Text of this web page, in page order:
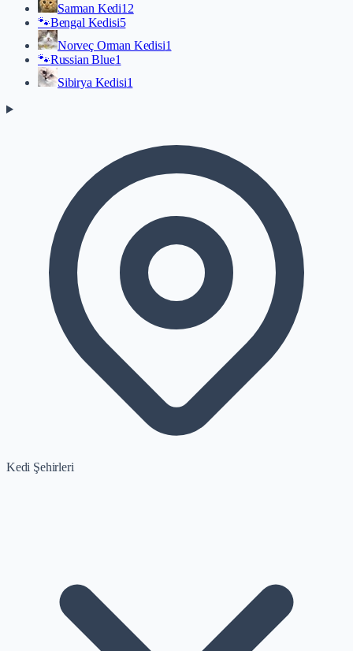
Sarman Kedi12
🐾Bengal Kedisi5
Norveç Orman Kedisi1
🐾Russian Blue1
Sibirya Kedisi1
Kedi Şehirleri